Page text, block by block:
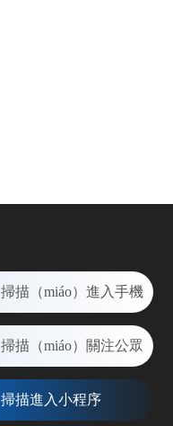
掃描（miáo）進入手機
掃描（miáo）關注公眾
掃描進入小程序